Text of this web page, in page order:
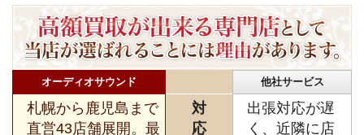
オーディオサウンド 他社サービス
札幌から鹿児島まで
直営43店舗展開。最
対
応
出張対応が遅
く、近隣に店